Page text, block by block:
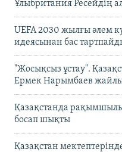
Ұлыбритания Ресейдің
UEFA 2030 жылғы әлем
идеясынан бас
"Жосықсыз ұстау".
Ермек Нарымбаев
Қазақстанда
босап шықты
Қазақстан